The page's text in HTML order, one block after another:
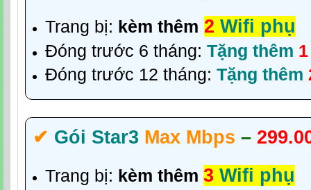
Trang bị: kèm thêm 2 Wifi phụ
Đóng trước 6 tháng: Tặng thêm 1
Đóng trước 12 tháng: Tặng thêm
✔‎ Gói Star3 Max Mbps –
Trang bị: kèm thêm 3 Wifi phụ